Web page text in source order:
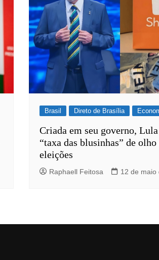
Brasil Direto de Brasília
Criada em seu governo, Lula
“taxa das blusinhas” de olho
eleições
Raphaell Feitosa 12 de maio